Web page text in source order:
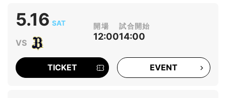
5.16 SAT
12:0014:00
TICKET EVENT